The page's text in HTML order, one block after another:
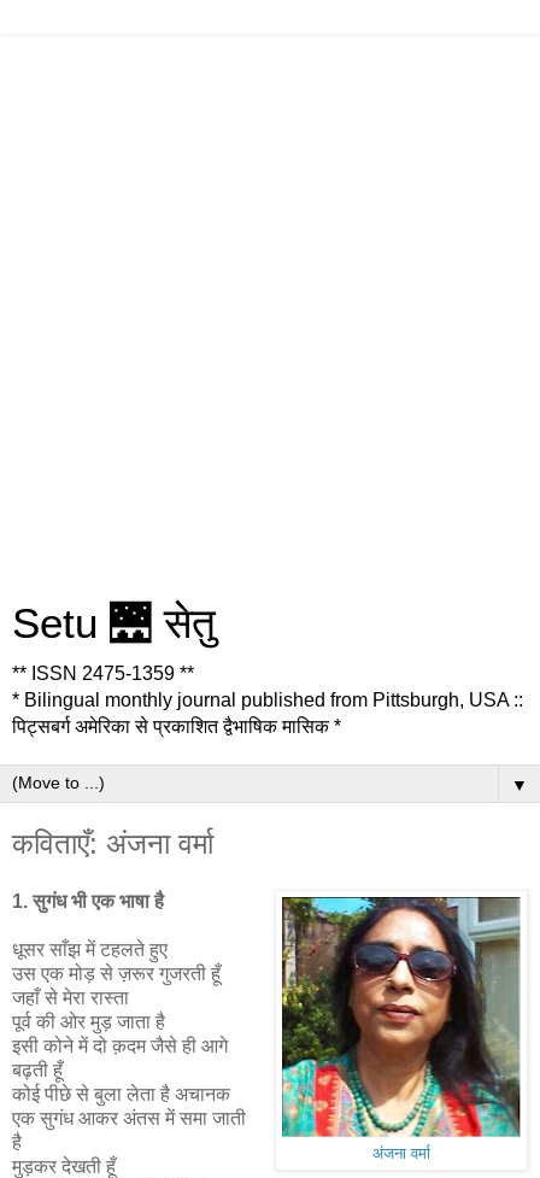
Setu 🌉 सेतु
** ISSN 2475-1359 **
* Bilingual monthly journal published from Pittsburgh, USA ::
पिट्सबर्ग अमेरिका से प्रकाशित द्वैभाषिक मासिक *
▼
कविताएँ: अंजना वर्मा
अंजना वर्मा
1. सुगंध भी एक भाषा है
धूसर साँझ में टहलते हुए
उस एक मोड़ से ज़रूर गुजरती हूँ
जहाँ से मेरा रास्ता
पूर्व की ओर मुड़ जाता है
इसी कोने में दो क़दम जैसे ही आगे
बढ़ती हूँ
कोई पीछे से बुला लेता है अचानक
एक सुगंध आकर अंतस में समा जाती
है
मुड़कर देखती हूँ